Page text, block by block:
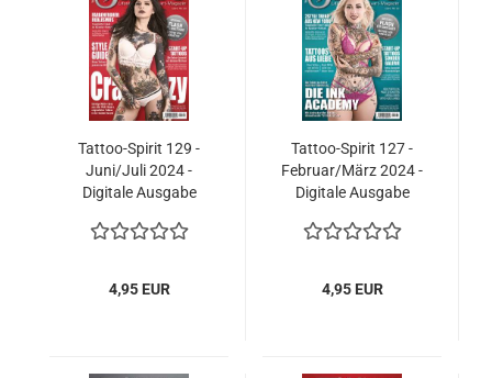
Tattoo-Spirit 129 -
Juni/Juli 2024 -
Digitale Ausgabe
4,95 EUR
Tattoo-Spirit 127 -
Februar/März 2024 -
Digitale Ausgabe
4,95 EUR